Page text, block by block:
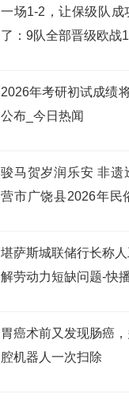
一场1-2，让保级队成
了：9队全部晋级欧战
2026年考研初试成绩
公布_今日热闻
骏马贺岁润乐安 非
营市广饶县2026年民
堪萨斯城联储行长称
解劳动力短缺问题-快
胃癌术前又发现肠癌
腔机器人一次扫除